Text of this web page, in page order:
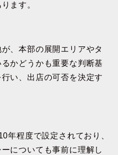
ます。
、本部の展開エリアやタ
かどうかも重要な判断基
い、出店の可否を決定す
年程度で設定されており、
についても事前に理解し